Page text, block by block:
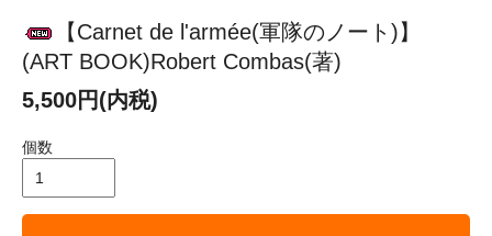
【Carnet de l'armée(軍隊のノート)】
(ART BOOK)Robert Combas(著)
5,500円(内税)
個数